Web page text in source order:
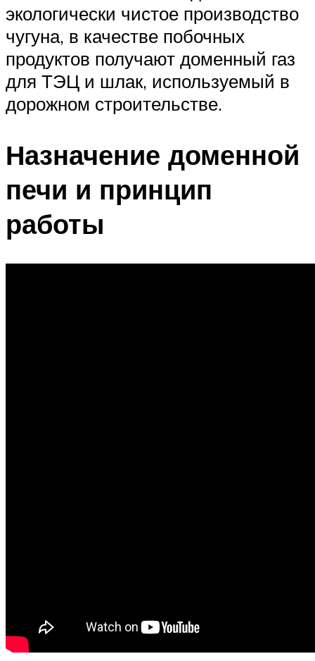
экологически чистое производство
чугуна, в качестве побочных
продуктов получают доменный газ
для ТЭЦ и шлак, используемый в
дорожном строительстве.
Назначение доменной
печи и принцип
работы